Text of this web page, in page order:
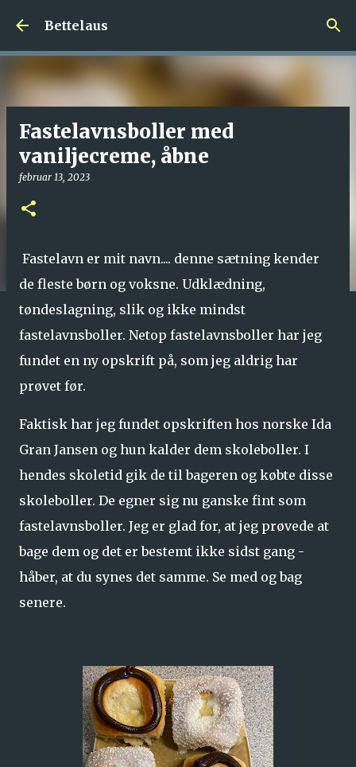
Gå videre til hovedindholdet
Bettelaus
Fastelavnsboller med
vaniljecreme, åbne
februar 13, 2023
Fastelavn er mit navn.... denne sætning kender
de fleste børn og voksne. Udklædning,
tøndeslagning, slik og ikke mindst
fastelavnsboller. Netop fastelavnsboller har jeg
fundet en ny opskrift på, som jeg aldrig har
prøvet før.
Faktisk har jeg fundet opskriften hos norske Ida
Gran Jansen og hun kalder dem skoleboller. I
hendes skoletid gik de til bageren og købte disse
skoleboller. De egner sig nu ganske fint som
fastelavnsboller. Jeg er glad for, at jeg prøvede at
bage dem og det er bestemt ikke sidst gang -
håber, at du synes det samme. Se med og bag
senere.